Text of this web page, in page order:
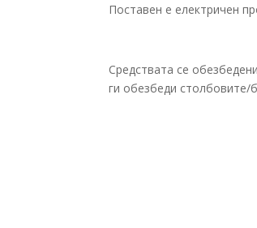
Поставен е електричен
Средствата се
ги обезбеди столбовите/